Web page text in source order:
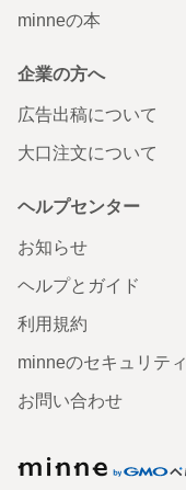
minneの本
企業の方へ
広告出稿について
大口注文について
ヘルプセンター
お知らせ
ヘルプとガイド
利用規約
minneのセキュリティ
お問い合わせ